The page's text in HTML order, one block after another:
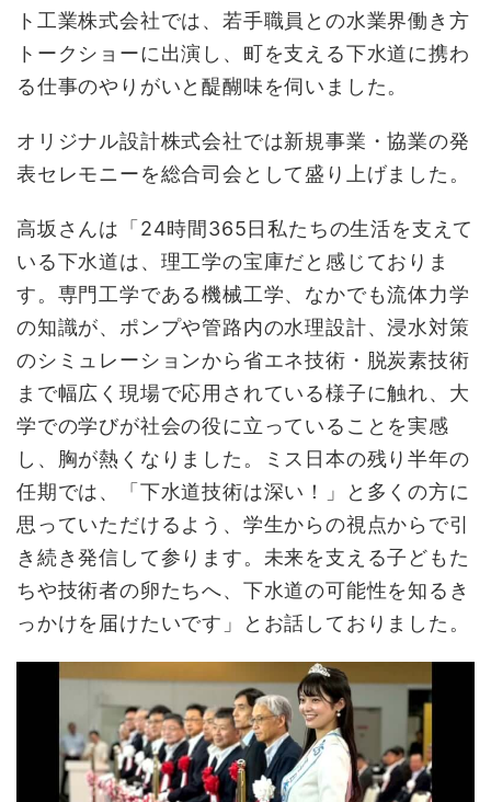
ト工業株式会社では、若手職員との水業界働き方
トークショーに出演し、町を支える下水道に携わ
る仕事のやりがいと醍醐味を伺いました。
オリジナル設計株式会社では新規事業・協業の発
表セレモニーを総合司会として盛り上げました。
高坂さんは「24時間365日私たちの生活を支えて
いる下水道は、理工学の宝庫だと感じておりま
す。専門工学である機械工学、なかでも流体力学
の知識が、ポンプや管路内の水理設計、浸水対策
のシミュレーションから省エネ技術・脱炭素技術
まで幅広く現場で応用されている様子に触れ、大
学での学びが社会の役に立っていることを実感
し、胸が熱くなりました。ミス日本の残り半年の
任期では、「下水道技術は深い！」と多くの方に
思っていただけるよう、学生からの視点からで引
き続き発信して参ります。未来を支える子どもた
ちや技術者の卵たちへ、下水道の可能性を知るき
っかけを届けたいです」とお話しておりました。